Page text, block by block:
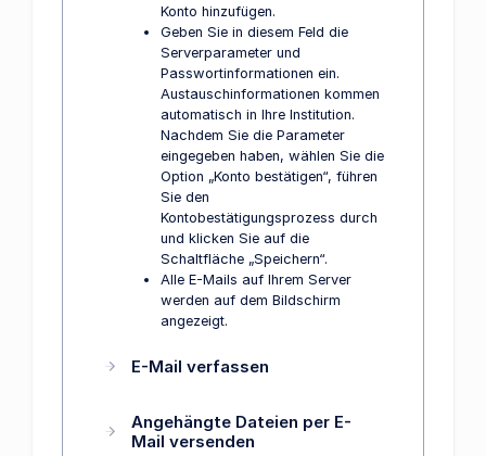
Konto hinzufügen.
Geben Sie in diesem Feld die
Serverparameter und
Passwortinformationen ein.
Austauschinformationen kommen
automatisch in Ihre Institution.
Nachdem Sie die Parameter
eingegeben haben, wählen Sie die
Option „Konto bestätigen“, führen
Sie den
Kontobestätigungsprozess durch
und klicken Sie auf die
Schaltfläche „Speichern“.
Alle E-Mails auf Ihrem Server
werden auf dem Bildschirm
angezeigt.
E-Mail verfassen
Angehängte Dateien per E-
Mail versenden